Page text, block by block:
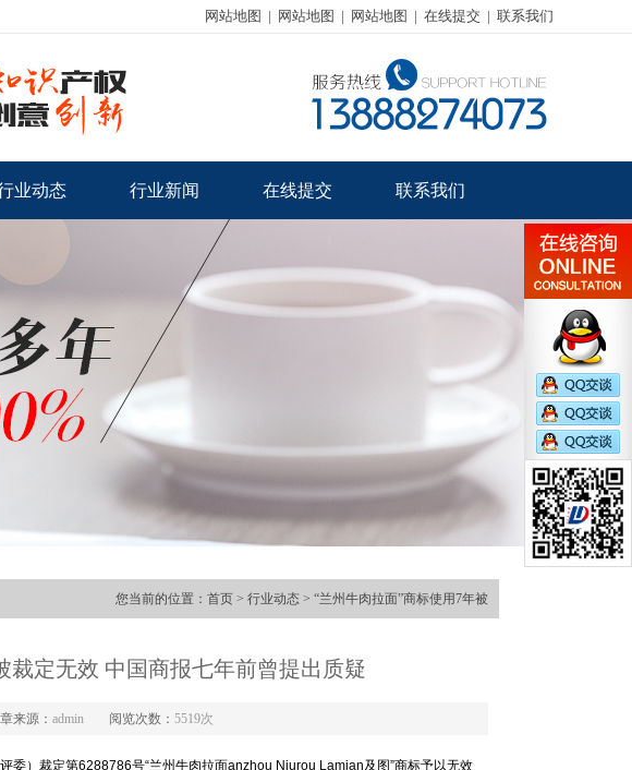
网站地图 | 网站地图 | 网站地图 | 在线提交 | 联系我们
业动态 行业新闻 在线提交 联系我们
您当前的位置： 首页 > 行业动态 > “兰州牛肉拉面”商标使用7年被
裁定无效 中国商报七年前曾提出质疑
来源： admin 阅览次数： 5519次
委）裁定第6288786号“兰州牛肉拉面anzhou Niurou Lamian及图”商标予以无效